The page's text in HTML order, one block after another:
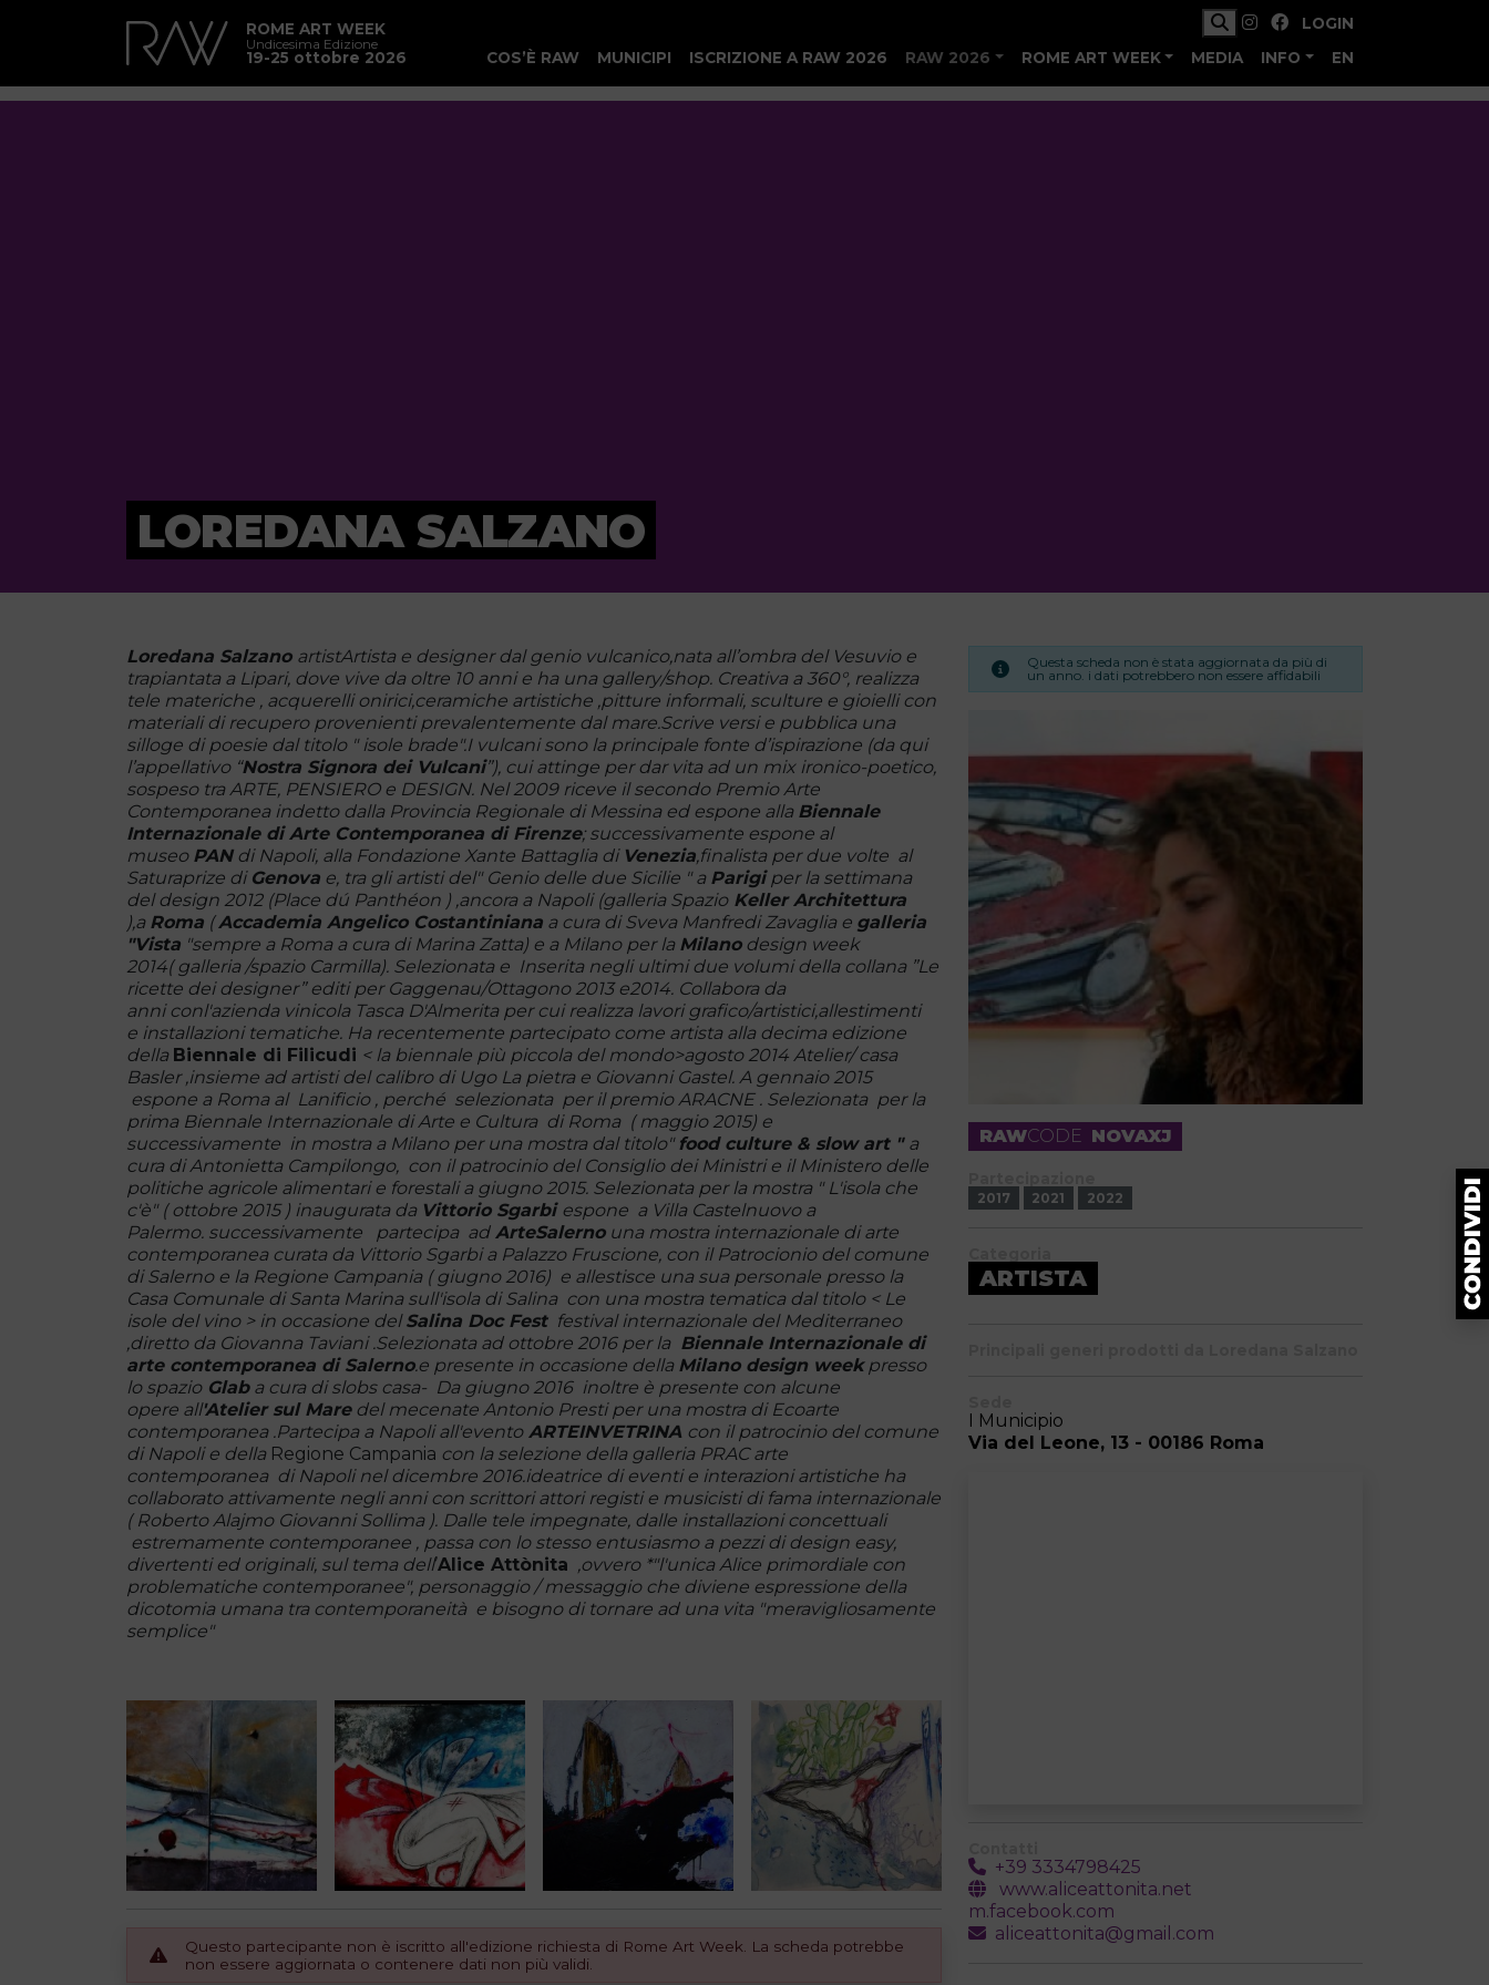
ROME ART WEEK
Undicesima Edizione
19-25 ottobre 2026
LOGIN
COS’È RAW
MUNICIPI ISCRIZIONE A RAW 2026 RAW 2026 ROME ART WEEK MEDIA INFO EN
LOREDANA SALZANO
Loredana Salzano artistArtista e designer dal genio vulcanico,nata all’ombra del Vesuvio e
trapiantata a Lipari, dove vive da oltre 10 anni e ha una gallery/shop. Creativa a 360°, realizza
tele materiche , acquerelli onirici,ceramiche artistiche ,pitture informali, sculture e gioielli con
materiali di recupero provenienti prevalentemente dal mare.Scrive versi e pubblica una
silloge di poesie dal titolo " isole brade".I vulcani sono la principale fonte d’ispirazione (da qui
l’appellativo “Nostra Signora dei Vulcani”), cui attinge per dar vita ad un mix ironico-poetico,
sospeso tra ARTE, PENSIERO e DESIGN. Nel 2009 riceve il secondo Premio Arte
Contemporanea indetto dalla Provincia Regionale di Messina ed espone alla Biennale
Internazionale di Arte Contemporanea di Firenze; successivamente espone al
museo PANdi Napoli, alla Fondazione Xante Battaglia di Venezia,finalista per due volte al
Saturaprize di Genova e, tra gli artisti del" Genio delle due Sicilie " a Parigiper la settimana
del design 2012 (Place dú Panthéon ) ,ancora a Napoli (galleria SpazioKeller Architettura
),a Roma (Accademia Angelico Costantiniana a cura di Sveva Manfredi Zavaglia e galleria
"Vista "sempre a Roma a cura di Marina Zatta) e a Milano per la Milanodesign week
2014( galleria /spazio Carmilla). Selezionata e Inserita negli ultimi due volumi della collana ”Le
ricette dei designer”editi per Gaggenau/Ottagono 2013 e2014. Collabora da
anni conl'azienda vinicola Tasca D'Almerita per cui realizza lavori grafico/artistici,allestimenti
e installazioni tematiche. Ha recentemente partecipato come artista alla decima edizione
della Biennale di Filicudi < la biennale più piccola del mondo>agosto 2014 Atelier/ casa
Basler ,insieme ad artisti del calibro di Ugo La pietra e Giovanni Gastel. A gennaio 2015
espone a Roma al Lanificio , perché selezionata per il premio ARACNE . Selezionata per la
prima Biennale Internazionale di Arte e Cultura di Roma ( maggio 2015) e
successivamente in mostra a Milano per una mostra dal titolo" food culture & slow art " a
cura di Antonietta Campilongo, con il patrocinio del Consiglio dei Ministri e il Ministero delle
politiche agricole alimentari e forestali a giugno 2015. Selezionata per la mostra " L'isola che
c'è" ( ottobre 2015 ) inaugurata da Vittorio Sgarbi espone a Villa Castelnuovo a
Palermo. successivamente partecipa adArteSalernouna mostra internazionale di arte
contemporanea curata da Vittorio Sgarbi a Palazzo Fruscione, con il Patrocionio del comune
di Salerno e la Regione Campania ( giugno 2016) e allestisce una sua personale presso la
Casa Comunale di Santa Marina sull'isola di Salina con una mostra tematica dal titolo < Le
isole del vino > in occasione delSalina Doc Festfestival internazionale del Mediterraneo
,diretto da Giovanna Taviani .Selezionata ad ottobre 2016 per la Biennale Internazionale di
arte contemporanea di Salerno.e presente in occasione della Milano design weekpresso
lo spazioGlaba cura di slobs casa- Da giugno 2016 inoltre è presente con alcune
opere all'Atelier sul Maredel mecenate Antonio Presti per una mostra di Ecoarte
contemporanea .Partecipa a Napoli all'eventoARTEINVETRINA con il patrocinio del comune
di Napoli e della Regione Campania con la selezione della galleria PRAC arte
contemporanea di Napoli nel dicembre 2016.ideatrice di eventi e interazioni artistiche ha
collaborato attivamente negli anni con scrittori attori registi e musicisti di fama internazionale
( Roberto Alajmo Giovanni Sollima ). Dalle tele impegnate, dalle installazioni concettuali
estremamente contemporanee , passa con lo stesso entusiasmo a pezzi di design easy,
divertenti ed originali, sul tema dell’Alice Attònita ,ovvero *"l'unica Alice primordiale con
problematiche contemporanee", personaggio / messaggio che diviene espressione della
dicotomia umana tra contemporaneità e bisogno di tornare ad una vita "meravigliosamente
semplice"
Questo partecipante non è iscritto all'edizione richiesta di Rome Art Week. La scheda potrebbe
non essere aggiornata o contenere dati non più validi.
Questa scheda non è stata aggiornata da più di
un anno. i dati potrebbero non essere affidabili
RAWCODE NOVAXJ
2017 2021 2022
ARTISTA
I Municipio
Via del Leone, 13 - 00186 Roma
+39 3334798425
www.aliceattonita.net
m.facebook.com
aliceattonita@gmail.com